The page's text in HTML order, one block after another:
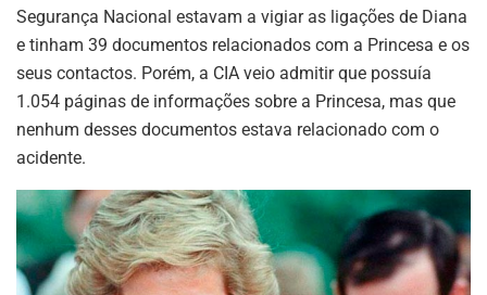
Segurança Nacional estavam a vigiar as ligações de Diana
e tinham 39 documentos relacionados com a Princesa e os
seus contactos. Porém, a CIA veio admitir que possuía
1.054 páginas de informações sobre a Princesa, mas que
nenhum desses documentos estava relacionado com o
acidente.